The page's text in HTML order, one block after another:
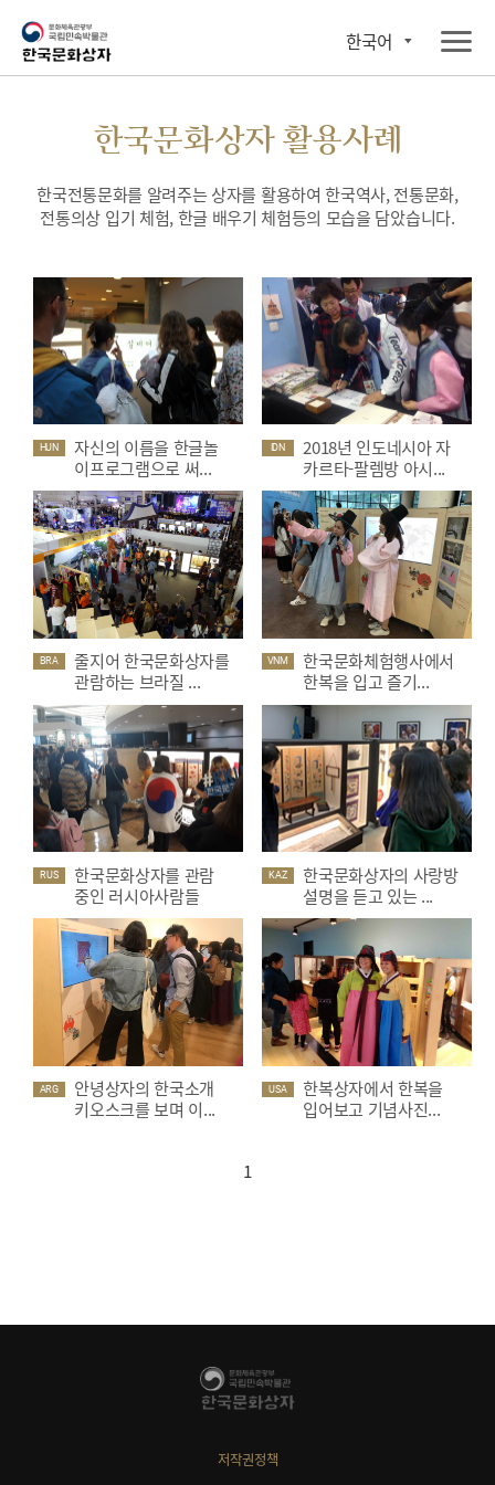
한국어
한국문화상자 활용사례
한국전통문화를 알려주는 상자를 활용하여 한국역사, 전통문화,
전통의상 입기 체험, 한글 배우기 체험등의 모습을 담았습니다.
HUN
자신의 이름을 한글놀
이프로그램으로 써...
IDN
2018년 인도네시아 자
카르타-팔렘방 아시...
BRA
줄지어 한국문화상자를
관람하는 브라질 ...
VNM
한국문화체험행사에서
한복을 입고 즐기...
RUS
한국문화상자를 관람
중인 러시아사람들
KAZ
한국문화상자의 사랑방
설명을 듣고 있는 ...
ARG
안녕상자의 한국소개
키오스크를 보며 이...
USA
한복상자에서 한복을
입어보고 기념사진...
1
저작권정책